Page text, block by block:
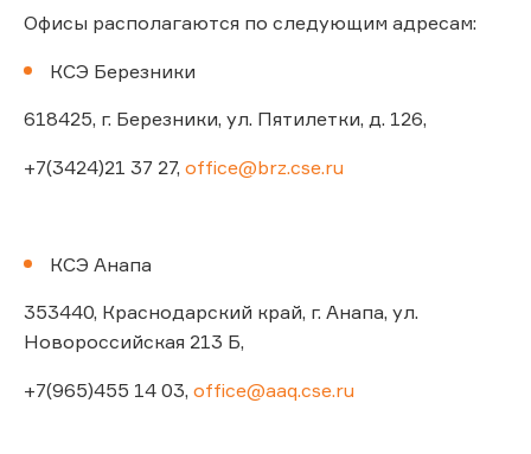
Офисы располагаются по следующим адресам:
КСЭ Березники
618425, г. Березники, ул. Пятилетки, д. 126,
+7(3424)21 37 27, office@brz.cse.ru
КСЭ Анапа
353440, Краснодарский край, г. Анапа, ул.
Новороссийская 213 Б,
+7(965)455 14 03, office@aaq.cse.ru